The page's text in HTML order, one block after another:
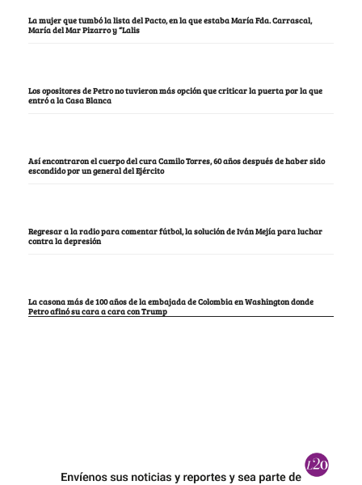
La mujer que tumbó la lista del Pacto, en la que estaba María Fda. Carrascal,
María del Mar Pizarro y “Lalis
Los opositores de Petro no tuvieron más opción que criticar la puerta por la que
entró a la Casa Blanca
Así encontraron el cuerpo del cura Camilo Torres, 60 años después de haber sido
escondido por un general del Ejército
Regresar a la radio para comentar fútbol, la solución de Iván Mejía para luchar
contra la depresión
La casona más de 100 años de la embajada de Colombia en Washington donde
Petro afinó su cara a cara con Trump